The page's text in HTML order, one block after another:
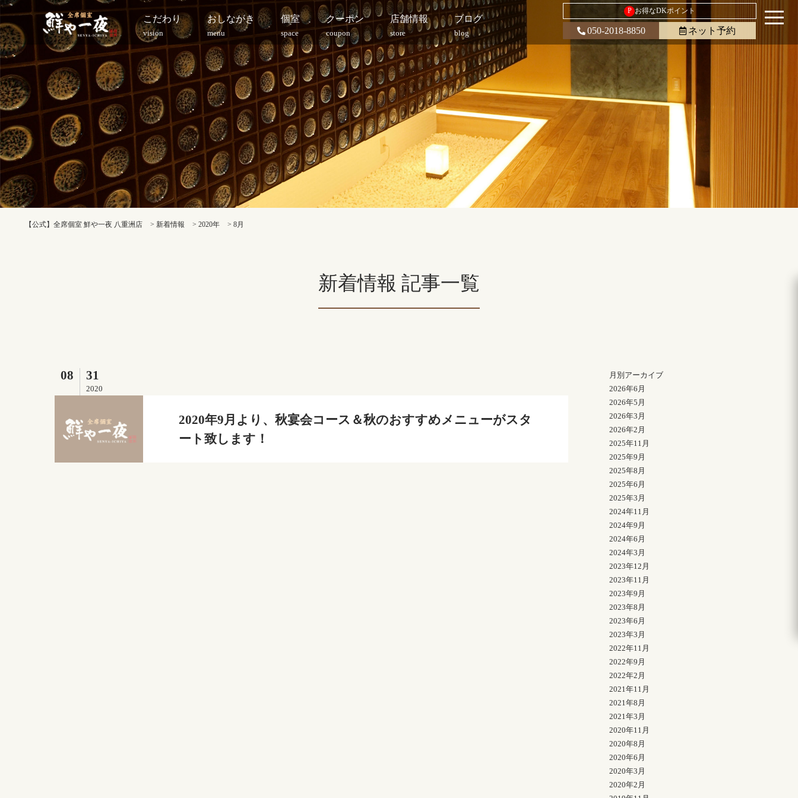
こだわり
vision
おしながき
menu
個室
space
クーポン
coupon
店舗情報
store
ブログ
blog
P お得なDKポイント
050-2018-8850 ネット予約
【公式】全席個室 鮮や一夜 八重洲店 > 新着情報 > 2020年 > 8月
新着情報 記事一覧
08 31
2020
2020年9月より、秋宴会コース＆秋のおすすめメニューがスタ
ート致します！
月別アーカイブ
2026年6月
2026年5月
2026年3月
2026年2月
2025年11月
2025年9月
2025年8月
2025年6月
2025年3月
2024年11月
2024年9月
2024年6月
2024年3月
2023年12月
2023年11月
2023年9月
2023年8月
2023年6月
2023年3月
2022年11月
2022年9月
2022年2月
2021年11月
2021年8月
2021年3月
2020年11月
2020年8月
2020年6月
2020年3月
2020年2月